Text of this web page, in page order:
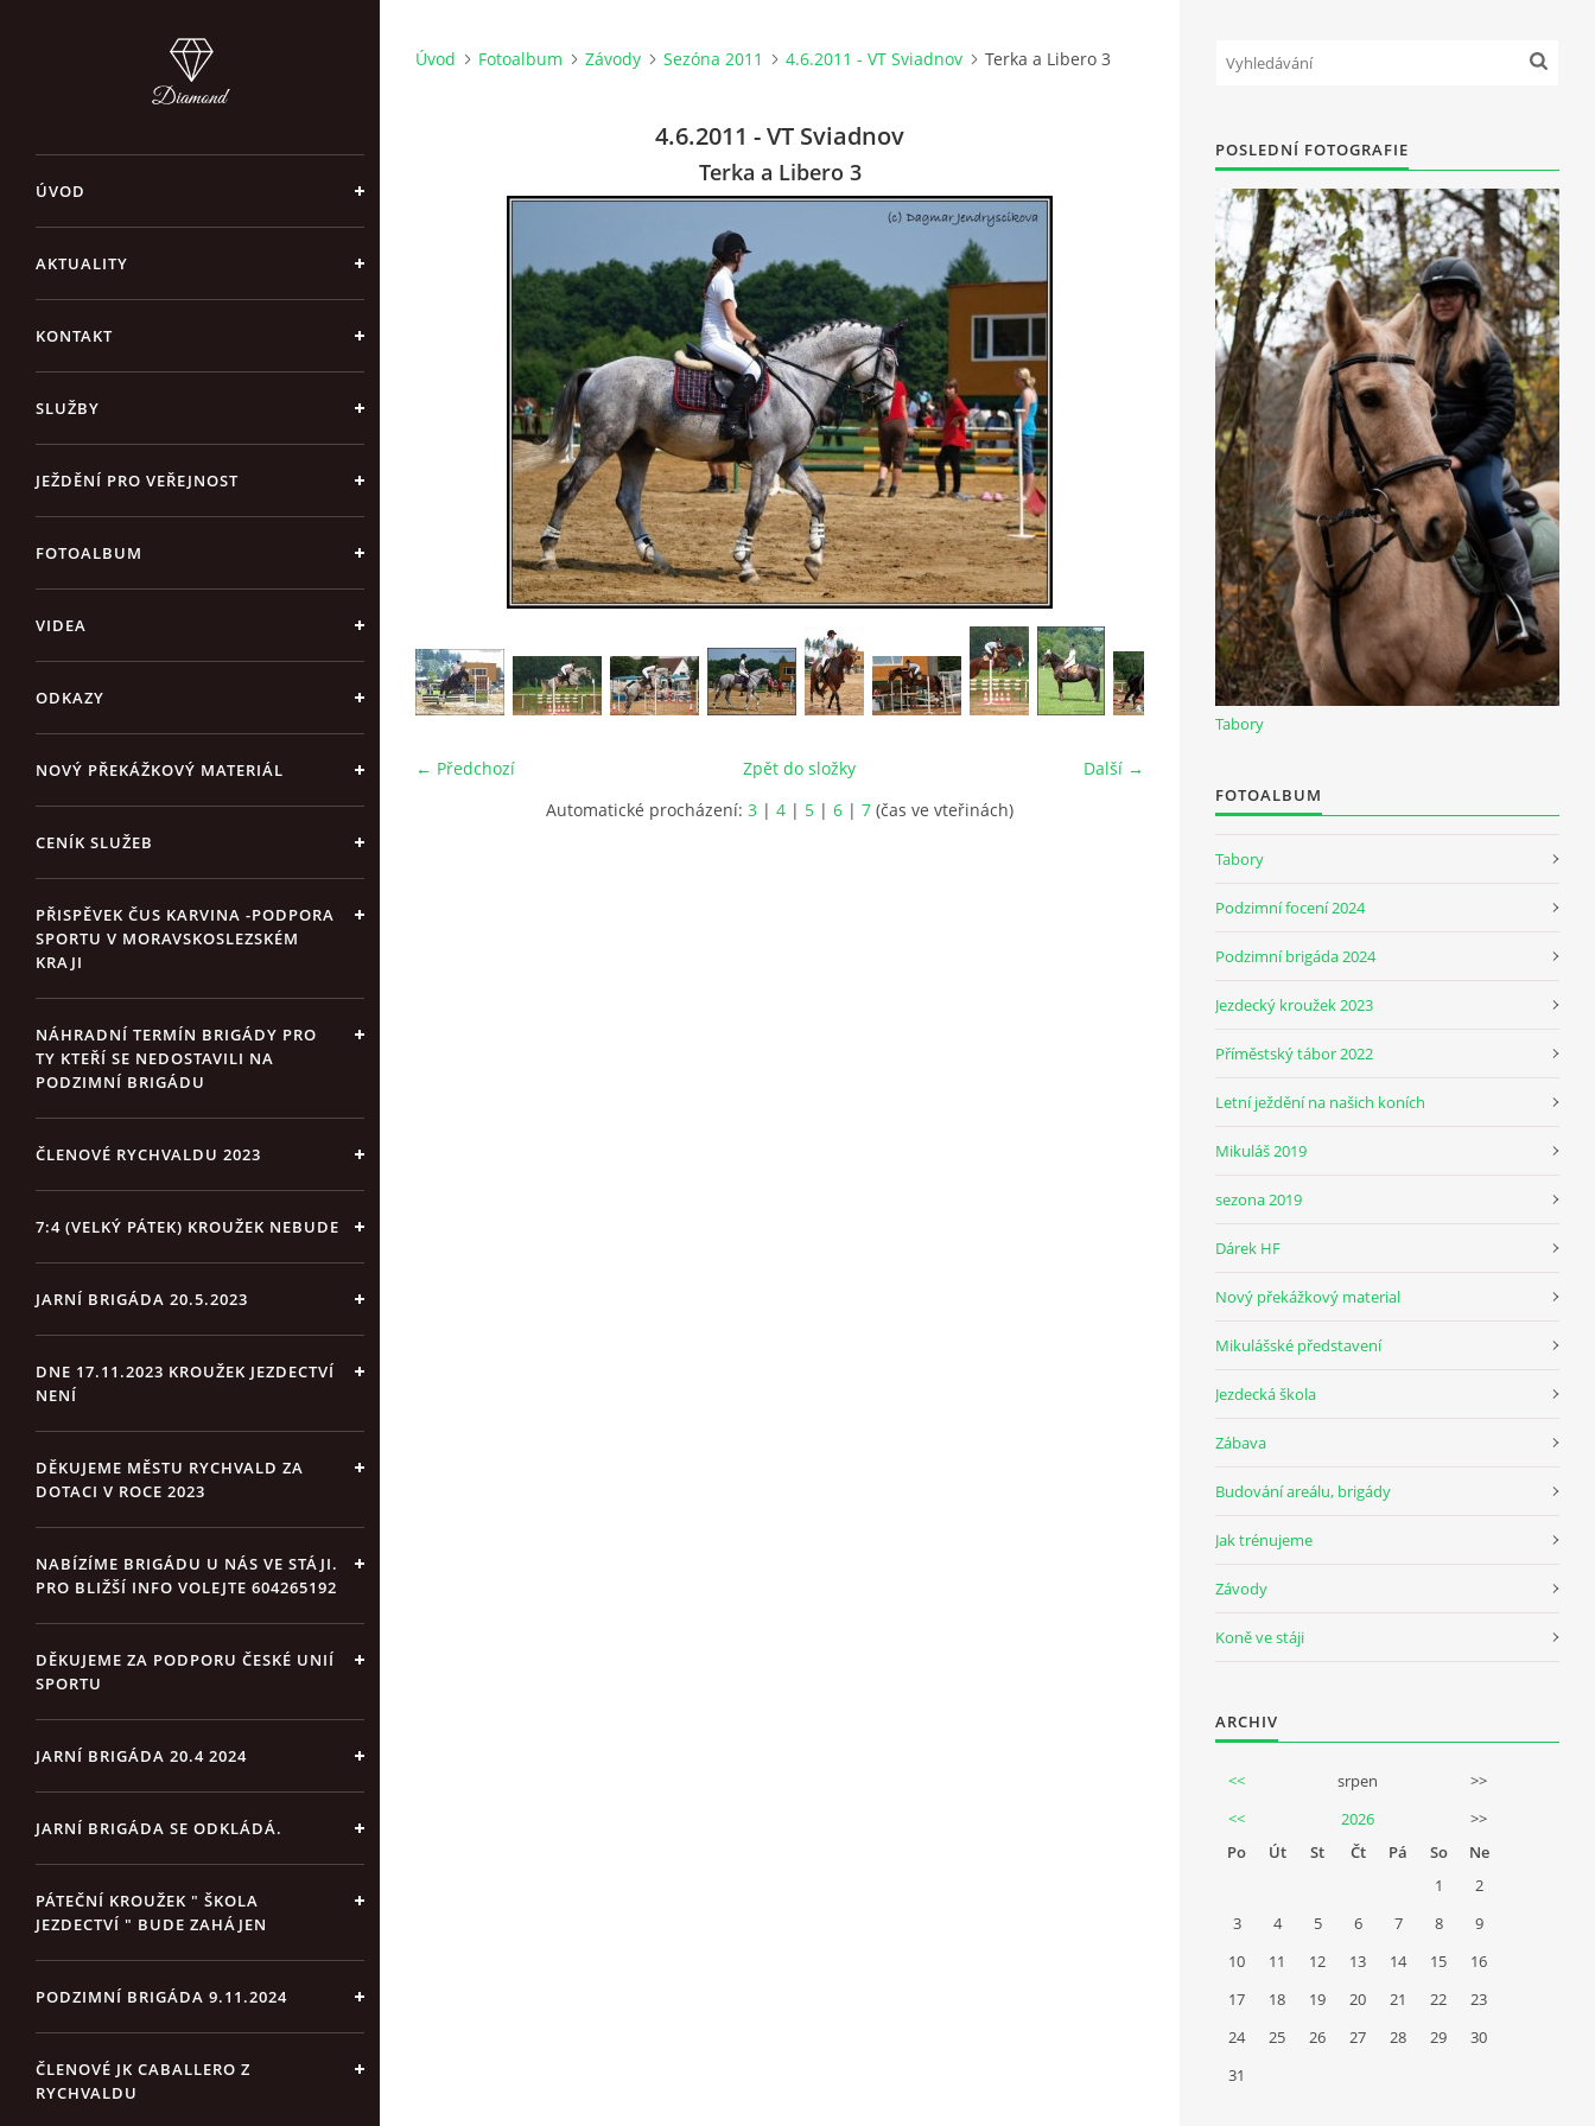
ÚVOD
AKTUALITY
KONTAKT
SLUŽBY
JEŽDĚNÍ PRO VEŘEJNOST
FOTOALBUM
VIDEA
ODKAZY
NOVÝ PŘEKÁŽKOVÝ MATERIÁL
CENÍK SLUŽEB
PŘISPĚVEK ČUS KARVINA -PODPORA
SPORTU V MORAVSKOSLEZSKÉM
KRAJI
NÁHRADNÍ TERMÍN BRIGÁDY PRO
TY KTEŘÍ SE NEDOSTAVILI NA
PODZIMNÍ BRIGÁDU
ČLENOVÉ RYCHVALDU 2023
7:4 (VELKÝ PÁTEK) KROUŽEK NEBUDE
JARNÍ BRIGÁDA 20.5.2023
DNE 17.11.2023 KROUŽEK JEZDECTVÍ
NENÍ
DĚKUJEME MĚSTU RYCHVALD ZA
DOTACI V ROCE 2023
NABÍZÍME BRIGÁDU U NÁS VE STÁJI.
PRO BLIŽŠÍ INFO VOLEJTE 604265192
DĚKUJEME ZA PODPORU ČESKÉ UNIÍ
SPORTU
JARNÍ BRIGÁDA 20.4 2024
JARNÍ BRIGÁDA SE ODKLÁDÁ.
PÁTEČNÍ KROUŽEK " ŠKOLA
JEZDECTVÍ " BUDE ZAHÁJEN
PODZIMNÍ BRIGÁDA 9.11.2024
ČLENOVÉ JK CABALLERO Z
RYCHVALDU
Úvod Fotoalbum Závody Sezóna 2011 4.6.2011 - VT Sviadnov Terka a Libero 3
4.6.2011 - VT Sviadnov
Terka a Libero 3
← Předchozí Další →
Zpět do složky
Automatické procházení: 3 | 4 | 5 | 6 | 7 (čas ve vteřinách)
POSLEDNÍ FOTOGRAFIE
Tabory
FOTOALBUM
Tabory
Podzimní focení 2024
Podzimní brigáda 2024
Jezdecký kroužek 2023
Příměstský tábor 2022
Letní ježdění na našich koních
Mikuláš 2019
sezona 2019
Dárek HF
Nový překážkový material
Mikulášské představení
Jezdecká škola
Zábava
Budování areálu, brigády
Jak trénujeme
Závody
Koně ve stáji
ARCHIV
<< srpen
>>
<<
2026
>>
Po
Út St Čt Pá So
Ne
1
2
3
4 5 6 7 8
9
10
11 12 13 14 15
16
17
18 19 20 21 22
23
24
25 26 27 28 29
30
31